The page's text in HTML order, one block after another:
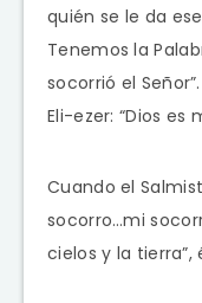
quién se le da
Tenemos la
socorrió el Señor”.
Eli-ezer: “Dios es
Cuando el
socorro…mi
cielos y la tierra”,